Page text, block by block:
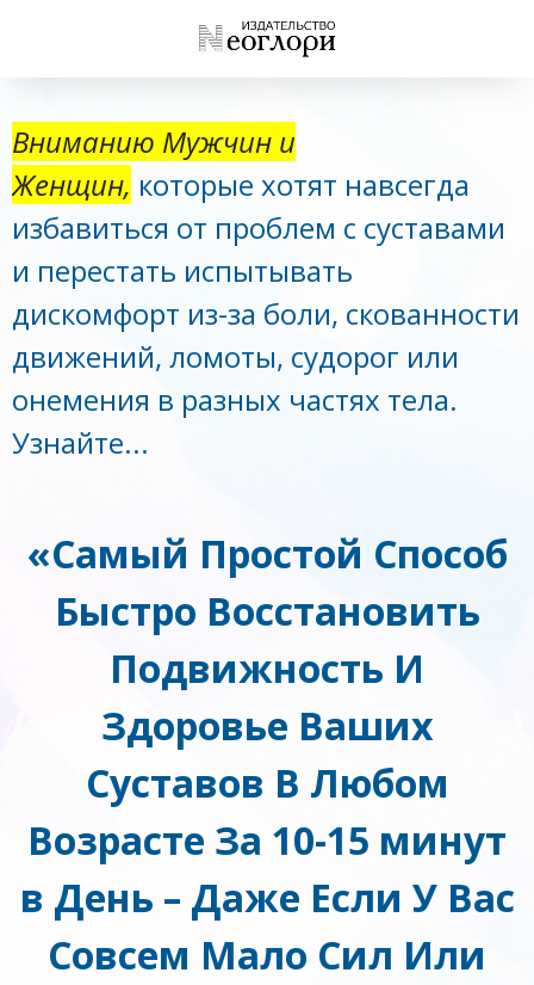
Вниманию Мужчин и
Женщин, которые хотят навсегда
избавиться от проблем с суставами
и перестать испытывать
дискомфорт из-за боли, скованности
движений, ломоты, судорог или
онемения в разных частях тела.
Узнайте...
«Самый Простой Способ
Быстро Восстановить
Подвижность И
Здоровье Ваших
Суставов В Любом
Возрасте За 10-15 минут
в День – Даже Если У Вас
Совсем Мало Сил Или